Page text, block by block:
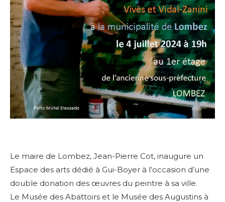
Le maire de Lombez, Jean-Pierre Cot, inaugure un
Espace des arts dédié à Gui-Boyer à l’occasion d’une
double donation des œuvres du peintre à sa ville.
Le Musée des Abattoirs et le Musée des Augustins à